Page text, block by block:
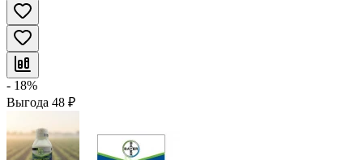
- 18%
Выгода 48 ₽